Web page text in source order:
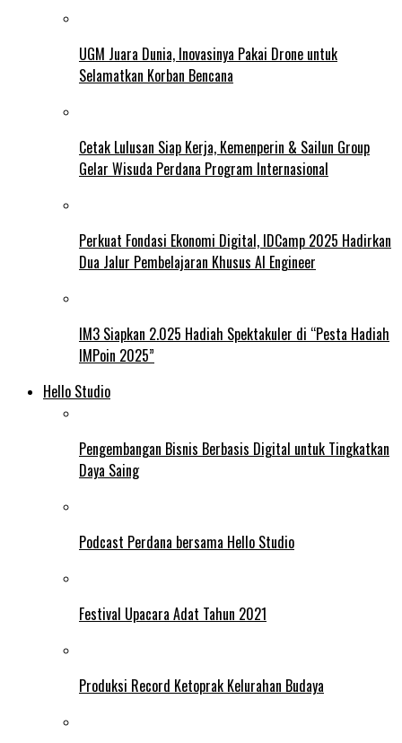
UGM Juara Dunia, Inovasinya Pakai Drone untuk
Selamatkan Korban Bencana
Cetak Lulusan Siap Kerja, Kemenperin & Sailun Group
Gelar Wisuda Perdana Program Internasional
Perkuat Fondasi Ekonomi Digital, IDCamp 2025 Hadirkan
Dua Jalur Pembelajaran Khusus AI Engineer
IM3 Siapkan 2.025 Hadiah Spektakuler di “Pesta Hadiah
IMPoin 2025”
Hello Studio
Pengembangan Bisnis Berbasis Digital untuk Tingkatkan
Daya Saing
Podcast Perdana bersama Hello Studio
Festival Upacara Adat Tahun 2021
Produksi Record Ketoprak Kelurahan Budaya